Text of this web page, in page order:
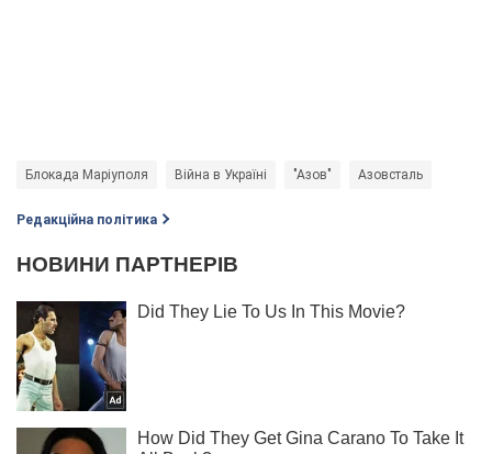
Блокада Маріуполя Війна в Україні "Азов" Азовсталь
Редакційна політика